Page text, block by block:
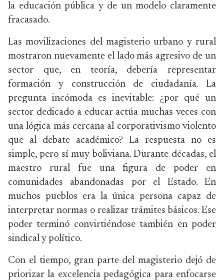
la educación pública y de un modelo claramente
fracasado.
Las movilizaciones del magisterio urbano y rural
mostraron nuevamente el lado más agresivo de un
sector que, en teoría, debería representar
formación y construcción de ciudadanía. La
pregunta incómoda es inevitable: ¿por qué un
sector dedicado a educar actúa muchas veces con
una lógica más cercana al corporativismo violento
que al debate académico? La respuesta no es
simple, pero sí muy boliviana. Durante décadas, el
maestro rural fue una figura de poder en
comunidades abandonadas por el Estado. En
muchos pueblos era la única persona capaz de
interpretar normas o realizar trámites básicos. Ese
poder terminó convirtiéndose también en poder
sindical y político.
Con el tiempo, gran parte del magisterio dejó de
priorizar la excelencia pedagógica para enfocarse